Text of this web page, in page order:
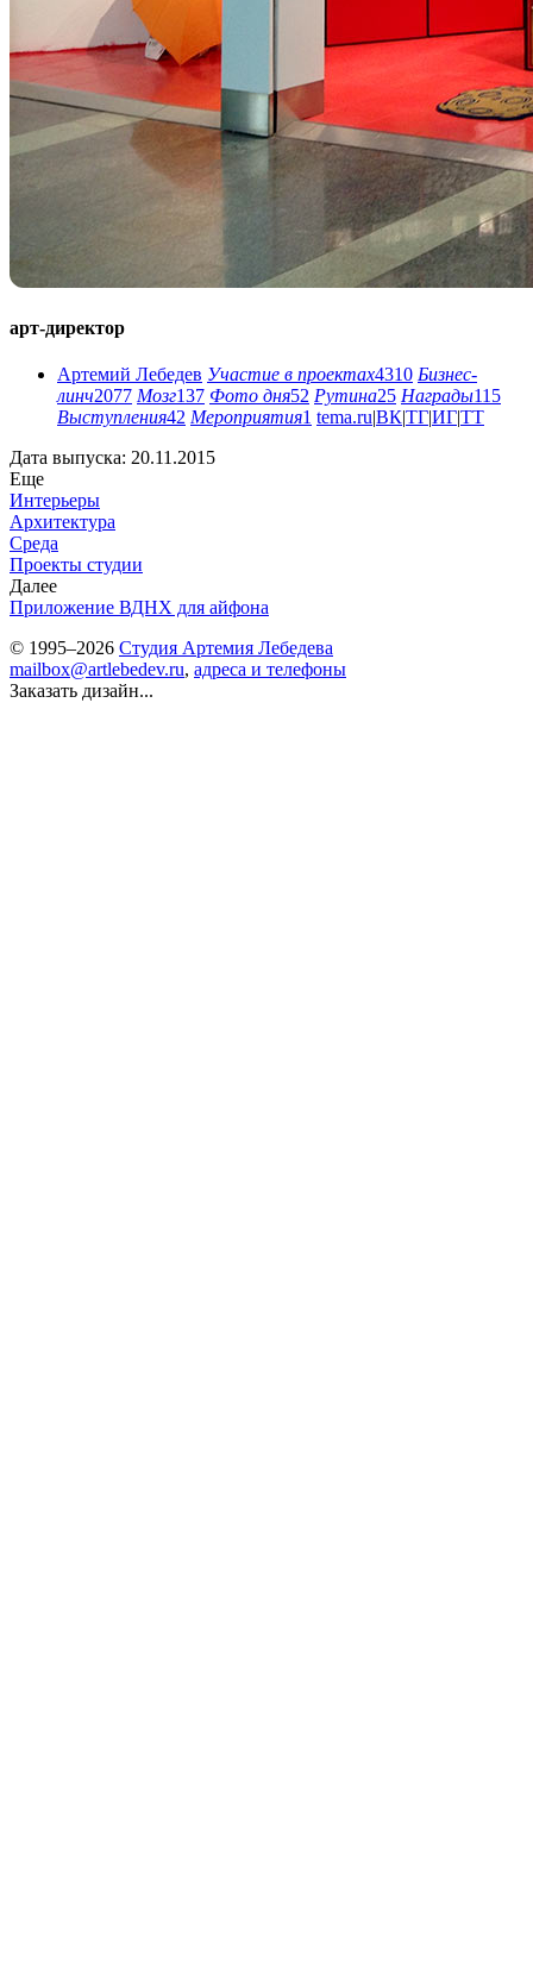
арт-директор
Артемий Лебедев Участие в проектах4310 Бизнес-
линч2077 Мозг137 Фото дня52 Рутина25 Награды115
Выступления42 Мероприятия1 tema.ru|ВК|ТГ|ИГ|ТТ
Дата выпуска: 20.11.2015
Еще
Интерьеры
Архитектура
Среда
Проекты студии
Далее
Приложение ВДНХ для айфона
© 1995–2026 Студия Артемия Лебедева
mailbox@artlebedev.ru, адреса и телефоны
Заказать дизайн...